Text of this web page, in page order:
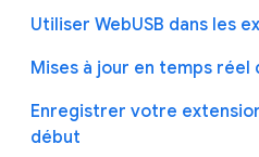
Utiliser WebUSB dans les
Mises à jour en temps réel
Enregistrer votre
début